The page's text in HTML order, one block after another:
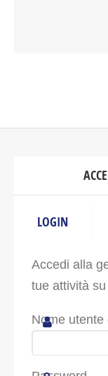
LOGIN
Accedi alla
tue attività
Nome utente